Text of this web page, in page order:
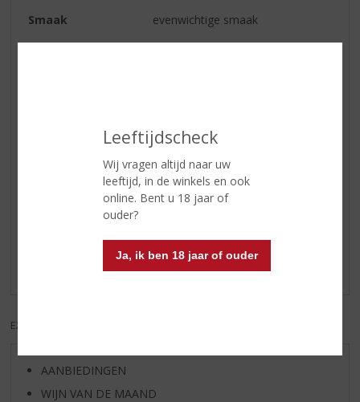
Leeftijdscheck
Wij vragen altijd naar uw
leeftijd, in de winkels en ook
online. Bent u 18 jaar of
ouder?
Ja, ik ben 18 jaar of ouder
Smaak
evenwichtige smaak
Afdronk
een zoet-rokerige, aanhoudende
een scheutje water
Reviews
Schrijf een review
Er zijn nog geen reviews geplaatst voor dit product
EXCL. BTW
AANBIEDINGEN
WIJN VAN DE MAAND